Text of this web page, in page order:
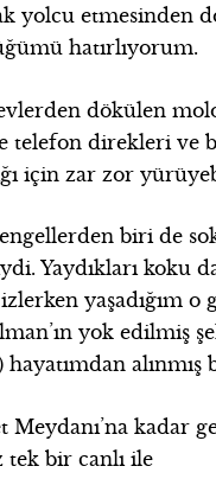
yolcu etmesinden
hatırlıyorum.
evlerden dökülen
telefon direkleri ve
için zar zor
biri de
Yaydıkları koku
yaşadığım o
yok edilmiş
alınmış
kadar
tek bir canlı ile